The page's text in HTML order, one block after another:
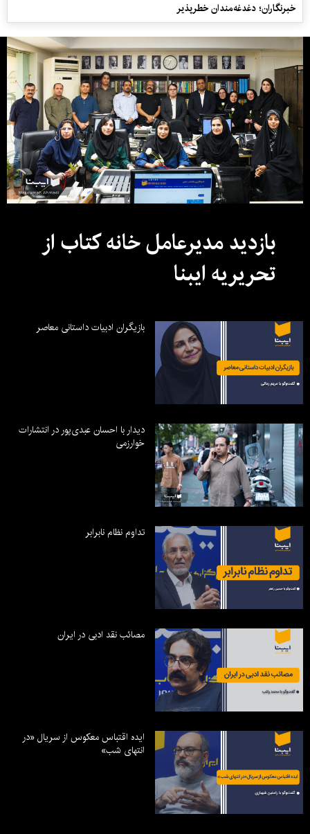
خبرنگاران؛ دغدغه‌مندان خطرپذیر
بازدید مدیرعامل خانه کتاب از
تحریریه ایبنا
بازیگران ادبیات داستانی معاصر
دیدار با احسان عبدی‌پور در انتشارات
خوارزمی
تداوم نظام نابرابر
مصائب نقد ادبی در ایران
ایده اقتباس معکوس از سریال «در
انتهای شب»